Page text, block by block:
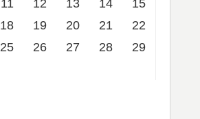
11 12 13 14
15
18 19 20 21
22
25 26 27 28
29